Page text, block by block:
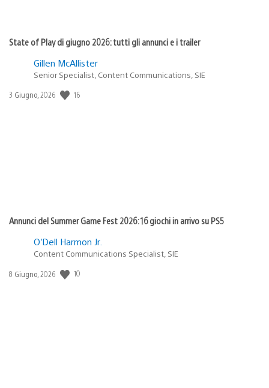
State of Play di giugno 2026: tutti gli annunci e i trailer
Gillen McAllister
Senior Specialist, Content Communications, SIE
Data
3 Giugno, 2026 16
Annunci del Summer Game Fest 2026: 16 giochi in arrivo su PS5
O’Dell Harmon Jr.
Content Communications Specialist, SIE
Data
8 Giugno, 2026 10